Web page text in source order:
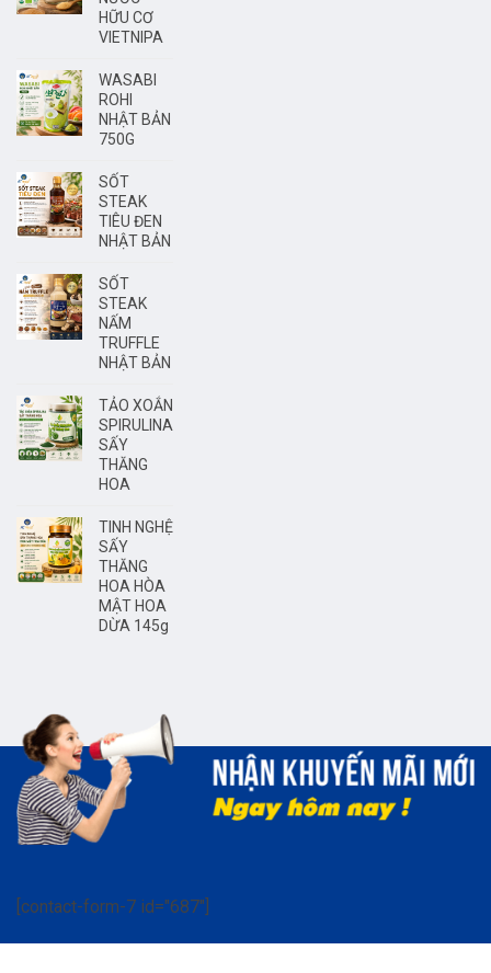
HỮU CƠ
VIETNIPA
WASABI
ROHI
NHẬT BẢN
750G
SỐT
STEAK
TIÊU ĐEN
NHẬT BẢN
SỐT
STEAK
NẤM
TRUFFLE
NHẬT BẢN
TẢO XOẮN
SPIRULINA
SẤY
THĂNG
HOA
TINH NGHỆ
SẤY
THĂNG
HOA HÒA
MẬT HOA
DỪA 145g
[contact-form-7 id="687"]